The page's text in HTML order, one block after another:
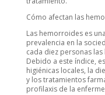
Cómo afectan las
Las hemorroides es
prevalencia en la
cada diez personas
Debido a este índice,
higiénicas locales, la
y los tratamientos
profilaxis de la